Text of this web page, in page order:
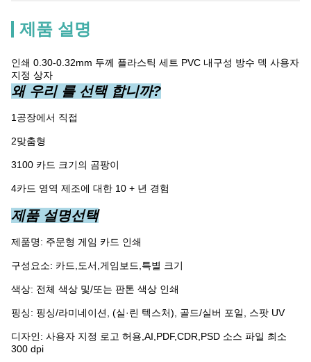
제품 설명
인쇄 0.30-0.32mm 두께 플라스틱 세트 PVC 내구성 방수 덱 사용자
지정 상자
왜 우리 를 선택 합니까?
1공장에서 직접
2맞춤형
3100 카드 크기의 곰팡이
4카드 영역 제조에 대한 10 + 년 경험
제품 설명선택
제품명: 주문형 게임 카드 인쇄
구성요소: 카드,도서,게임보드,특별 크기
색상: 전체 색상 및/또는 판톤 색상 인쇄
핑싱: 핑싱/라미네이션, (실·린 텍스처), 골드/실버 포일, 스팟 UV
디자인: 사용자 지정 로고 허용,AI,PDF,CDR,PSD 소스 파일 최소
300 dpi